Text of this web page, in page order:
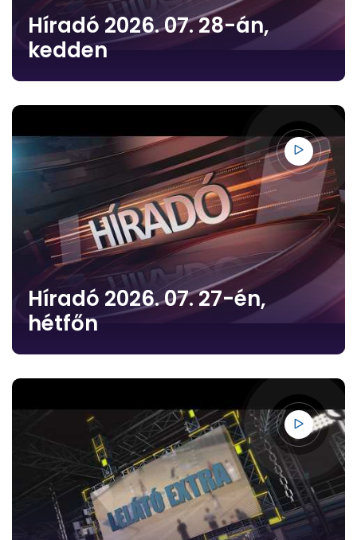
Híradó 2026. 07. 28-án,
kedden
Híradó 2026. 07. 27-én,
hétfőn